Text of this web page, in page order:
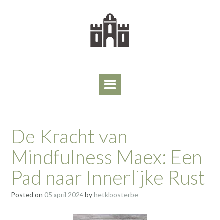
De Kracht van
Mindfulness Maex: Een
Pad naar Innerlijke Rust
Posted on 05 april 2024byhetkloosterbe